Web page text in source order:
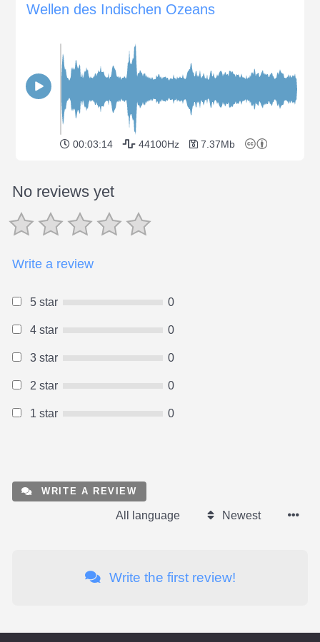
Wellen des Indischen Ozeans
00:03:14 44100Hz 7.37Mb
No reviews yet
Write a review
5 star 0
4 star 0
3 star 0
2 star 0
1 star 0
WRITE A REVIEW
All language Newest
Write the first review!